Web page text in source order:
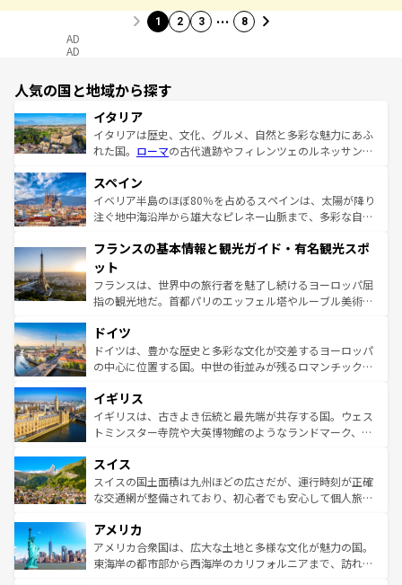
1 2 3 … 8
AD
AD
人気の国と地域から探す
イタリア
イタリアは歴史、文化、グルメ、自然と多彩な魅力にあふ
れた国。 ローマの古代遺跡やフィレンツェのルネッサンス
ろん、トスカーナの美しい田園風景やアマルフィ海岸の絶
景など、自然景観も見逃せない。観光の合間には、本場の
ピザやパスタなど、絶品のイタリア料理を堪能することも
ませてくれるイタリアで、忘れられない旅をしてみよう！
なお、新着のイタリア情報は
しい。
スペイン
イベリア半島のほぼ80％を占めるスペインは、太陽が降り
注ぐ地中海沿岸から雄大なピレネー山脈まで、多彩な自然
文化が根付くこの国では、情熱的なフラメンコ、熱気あふ
れる闘牛、そして美味しいタパスが生活の一部となってい
る。首都マドリードの洗練された雰囲気や、バルセロナの
アートに溢れた街角から、地方では古代ローマ遺跡や中世
せる。地方によって風土や気候が異なるスペインはその個
性で訪れる人を魅了する。 なお、新着のスペイン情報は コ
ンテンツ一覧を参照してほしい。
フランスの基本情報と観光ガイド・有名観光スポ
ット
フランスは、世界中の旅行者を魅了し続けるヨーロッパ屈
指の観光地だ。首都パリのエッフェル塔やルーブル美術館
で、幅広い魅力が詰まっている。華麗な宮殿、歴史的な大
聖堂、美しいビーチ、そして豊かな自然が、訪れる者を心
から魅了する。また、フランスは美食の国としても知ら
いる。シャンパンの発祥地であるランス、プロヴァンスの
香り高いラベンダー畑など、多彩な楽しみ方が可能だ。さ
らに、パリ以外の地域にも魅力が溢れており、どの街角に
れる地方に足を運ぶとそれぞれで全く異なる文化を体験で
きるだろう。 なお、新着のフランス情報はコンテンツ一覧
を参照してほしい。
ドイツ
ドイツは、豊かな歴史と多彩な文化が交差するヨーロッパ
の中心に位置する国。中世の街並みが残るロマンチック街
顔を持つこの国は、どこを歩いても飽きることがない。ベ
ルリンの文化的活気、バイエルン州のアルプスの絶景、そ
してライン川沿いのワイン畑といった風景は必見。ビール
は、お酒好きな人にはぜひ体験してほしい。 なお、新着の
ドイツ情報はコンテンツ一覧を参照してほしい。
イギリス
イギリスは、古きよき伝統と最先端が共存する国。ウェス
トミンスター寺院や大英博物館のようなランドマーク、歴
リアごとに異なる魅力がある。また、優雅なアフタヌーン
ティー、ビール好きにはたまらない英国パブ、サッカー観
戦など、本場だからこそできる体験も豊富。イギリスを旅
ンツ一覧を参照してほしい。
スイス
スイスの国土面積は九州ほどの広さだが、運行時刻が正確
な交通網が整備されており、初心者でも安心して個人旅行
の建物がそのまま残る町や、スイスならではのユニークな
博物館もあり、アルプス観光だけでなく町歩きも満喫する
ことができる。国民の所得が高いため物価も高いが、旅行
アメリカ
アメリカ合衆国は、広大な土地と多様な文化が魅力の国。
東海岸の都市部から西海岸のカリフォルニアまで、訪れる